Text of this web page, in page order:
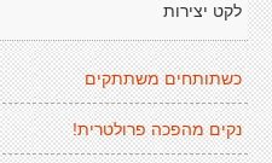
לקט יצירות
כשתותחים משתתקים
נקים מהפכה פרולטרית!